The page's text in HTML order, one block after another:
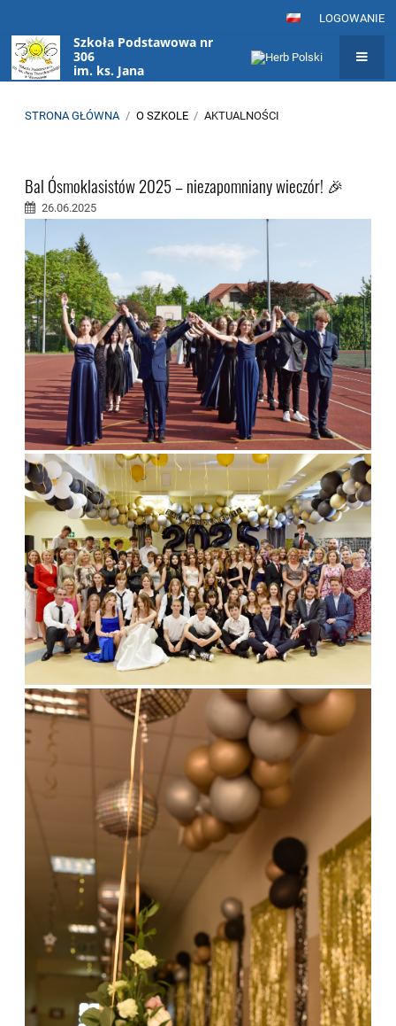
LOGOWANIE
Szkoła Podstawowa nr
306
im. ks. Jana
Twardowskiego
STRONA GŁÓWNA / O SZKOLE / AKTUALNOŚCI
Bal Ósmoklasistów 2025 – niezapomniany wieczór! 🎉
26.06.2025